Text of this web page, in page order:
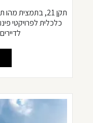
כלכלית לפרויקטי